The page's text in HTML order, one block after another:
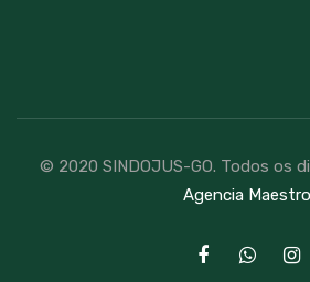
© 2020 SINDOJUS-GO. Todos os
Agencia Maestro